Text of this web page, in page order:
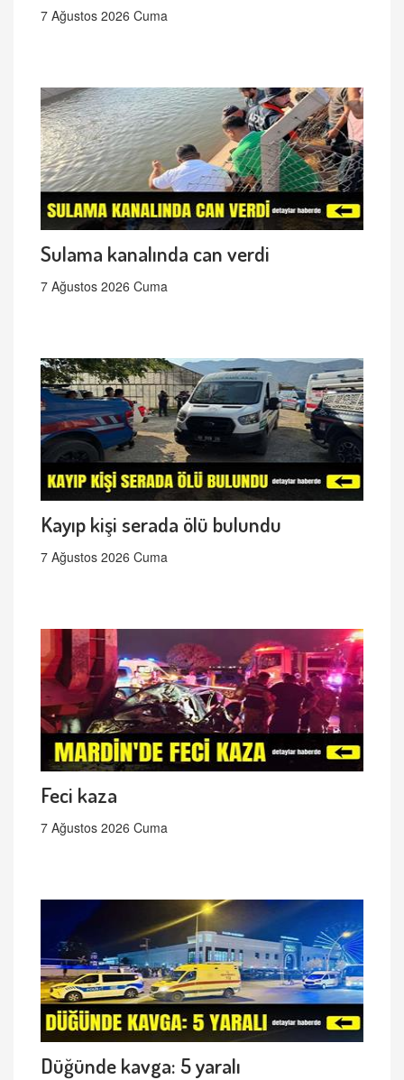
7 Ağustos 2026 Cuma
Sulama kanalında can verdi
7 Ağustos 2026 Cuma
Kayıp kişi serada ölü bulundu
7 Ağustos 2026 Cuma
Feci kaza
7 Ağustos 2026 Cuma
Düğünde kavga: 5 yaralı